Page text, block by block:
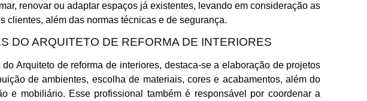
renovar ou adaptar espaços já existentes, levando em consideração as
clientes, além das normas técnicas e de segurança.
DO ARQUITETO DE REFORMA DE INTERIORES
Arquiteto de reforma de interiores, destaca-se a elaboração de projetos
de ambientes, escolha de materiais, cores e acabamentos, além do
e mobiliário. Esse profissional também é responsável por coordenar a